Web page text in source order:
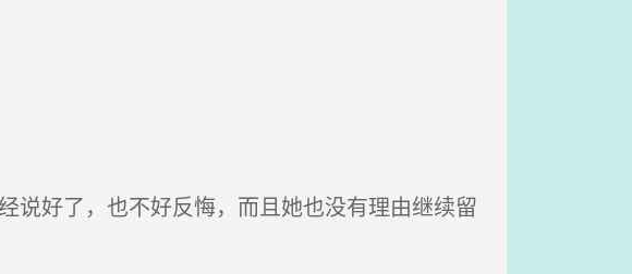
好了，也不好反悔，而且她也没有理由继续留